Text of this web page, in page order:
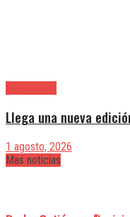
Llega una nueva
1 agosto, 2026
Mas noticias